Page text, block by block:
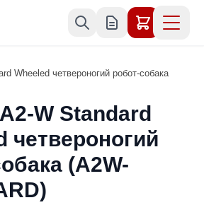
Wheeled четвероногий робот-собака
W Standard
четвероногий
(A2W-